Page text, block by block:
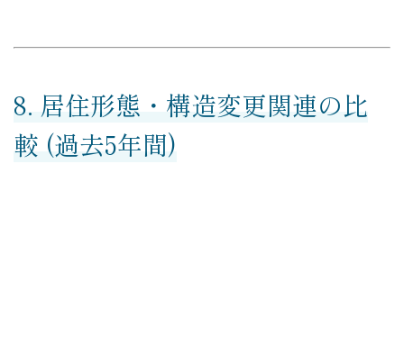
8. 居住形態・構造変更関連の比
較 (過去5年間)